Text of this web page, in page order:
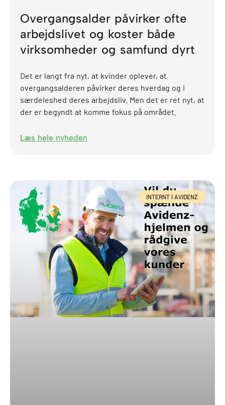
Overgangsalder påvirker ofte
arbejdslivet og koster både
virksomheder og samfund dyrt
Det er langt fra nyt, at kvinder oplever, at
overgangsalderen påvirker deres hverdag og i
særdeleshed deres arbejdsliv. Men det er ret nyt, at
der er begyndt at komme fokus på området.
Læs hele nyheden
INTERNT I AVIDENZ